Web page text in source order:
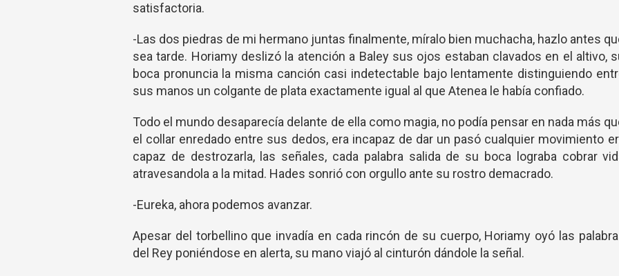
satisfactoria.
-Las dos piedras de mi hermano juntas finalmente, míralo bien muchacha, hazlo antes
sea tarde. Horiamy deslizó la atención a Baley sus ojos estaban clavados en el altivo,
boca pronuncia la misma canción casi indetectable bajo lentamente distinguiendo
sus manos un colgante de plata exactamente igual al que Atenea le había confiado.
Todo el mundo desaparecía delante de ella como magia, no podía pensar en nada más
el collar enredado entre sus dedos, era incapaz de dar un pasó cualquier movimiento
capaz de destrozarla, las señales, cada palabra salida de su boca lograba cobrar
atravesandola a la mitad. Hades sonrió con orgullo ante su rostro demacrado.
-Eureka, ahora podemos avanzar.
Apesar del torbellino que invadía en cada rincón de su cuerpo, Horiamy oyó las
del Rey poniéndose en alerta, su mano viajó al cinturón dándole la señal.